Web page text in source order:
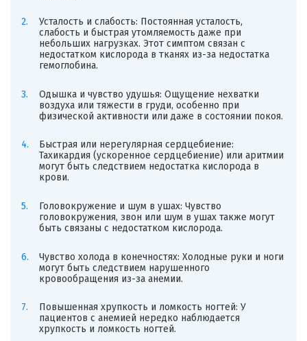
Усталость и слабость: Постоянная усталость,
слабость и быстрая утомляемость даже при
небольших нагрузках. Этот симптом связан с
недостатком кислорода в тканях из-за недостатка
гемоглобина.
Одышка и чувство удушья: Ощущение нехватки
воздуха или тяжести в груди, особенно при
физической активности или даже в состоянии покоя.
Быстрая или нерегулярная сердцебиение:
Тахикардия (ускоренное сердцебиение) или аритмии
могут быть следствием недостатка кислорода в
крови.
Головокружение и шум в ушах: Чувство
головокружения, звон или шум в ушах также могут
быть связаны с недостатком кислорода.
Чувство холода в конечностях: Холодные руки и ноги
могут быть следствием нарушенного
кровообращения из-за анемии.
Повышенная хрупкость и ломкость ногтей: У
пациентов с анемией нередко наблюдается
хрупкость и ломкость ногтей.